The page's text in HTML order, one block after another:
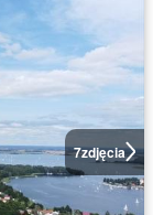
7zdjęcia